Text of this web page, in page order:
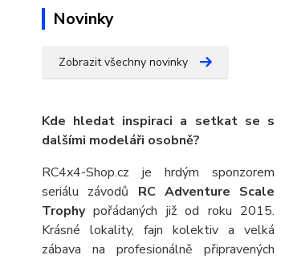
Novinky
Zobrazit všechny novinky
Kde hledat inspiraci a setkat se s
dalšími modeláři osobně?
RC4x4-Shop.cz je hrdým sponzorem
seriálu závodů RC Adventure Scale
Trophypořádaných již od roku 2015.
Krásné lokality, fajn kolektiv a velká
zábava na profesionálně připravených